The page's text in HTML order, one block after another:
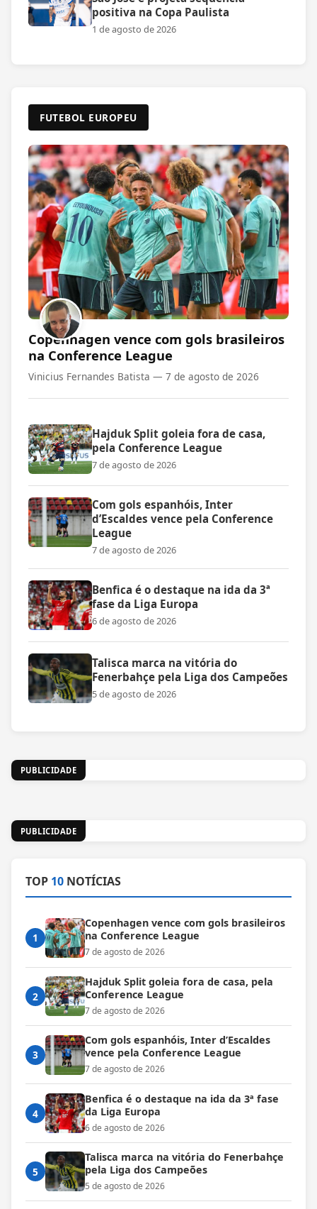
positiva na Copa Paulista
1 de agosto de 2026
FUTEBOL EUROPEU
Copenhagen vence com gols brasileiros
na Conference League
Vinicius Fernandes Batista — 7 de agosto de 2026
Hajduk Split goleia fora de casa,
pela Conference League
7 de agosto de 2026
Com gols espanhóis, Inter
d’Escaldes vence pela Conference
League
7 de agosto de 2026
Benfica é o destaque na ida da 3ª
fase da Liga Europa
6 de agosto de 2026
Talisca marca na vitória do
Fenerbahçe pela Liga dos Campeões
5 de agosto de 2026
PUBLICIDADE
PUBLICIDADE
TOP 10 NOTÍCIAS
1
Copenhagen vence com gols brasileiros
na Conference League
7 de agosto de 2026
2
Hajduk Split goleia fora de casa, pela
Conference League
7 de agosto de 2026
3
Com gols espanhóis, Inter d’Escaldes
vence pela Conference League
7 de agosto de 2026
4
Benfica é o destaque na ida da 3ª fase
da Liga Europa
6 de agosto de 2026
5
Talisca marca na vitória do Fenerbahçe
pela Liga dos Campeões
5 de agosto de 2026